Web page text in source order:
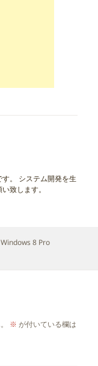
。 システム開発を生
致します。
タ
Windows 8 Pro
※ が付いている欄は